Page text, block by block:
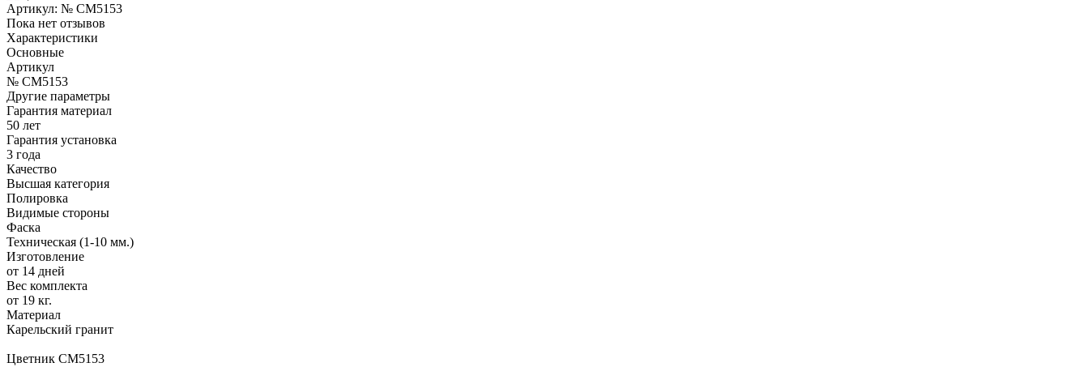
Артикул: № CM5153
Пока нет отзывов
Характеристики
Основные
Артикул
№ CM5153
Другие параметры
Гарантия материал
50 лет
Гарантия установка
3 года
Качество
Высшая категория
Полировка
Видимые стороны
Фаска
Техническая (1-10 мм.)
Изготовление
от 14 дней
Вес комплекта
от 19 кг.
Материал
Карельский гранит
Цветник CM5153